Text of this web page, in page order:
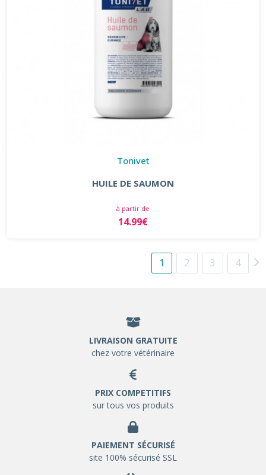
Tonivet
HUILE DE SAUMON
à partir de
14.99€
1 2 3 4
LIVRAISON GRATUITE
chez votre vétérinaire
PRIX COMPETITIFS
sur tous vos produits
PAIEMENT SÉCURISÉ
site 100% sécurisé SSL